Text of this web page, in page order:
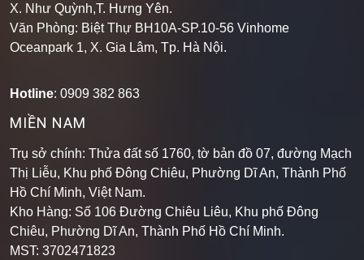
X. Như Quỳnh,T. Hưng Yên.
Văn Phòng: Biệt Thự BH10A-SP.10-56 Vinhome
Oceanpark 1, X. Gia Lâm, Tp. Hà Nội.
Hotline: 0909 382 863
MIỀN NAM
Trụ sở chính: Thửa đất số 1760, tờ bản đồ 07, đường Mạch
Thị Liễu, Khu phố Đông Chiêu, Phường Dĩ An, Thành Phố
Hồ Chí Minh, Việt Nam.
Kho Hàng: Số 106 Đường Chiêu Liêu, Khu phố Đông
Chiêu, Phường Dĩ An, Thành Phố Hồ Chí Minh.
MST: 3702471823